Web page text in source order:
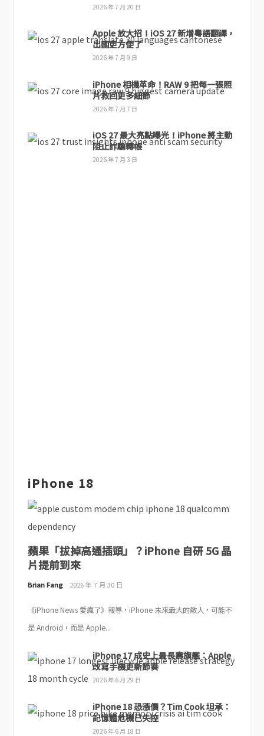
2026 年 7 月 20 日
Apple 放大招！iOS 27 新增粵語翻譯，
出國更方便了
2026 年 7 月 9 日
iPhone 相機革命！RAW 9 把每一張照
片救回更多細節
2026 年 7 月 7 日
iOS 27 最大亮點曝光！iPhone 將主動
阻止詐騙轉帳
2026 年 7 月 3 日
iPhone 18
蘋果「拔掉高通插頭」？iPhone 自研 5G 晶
片提前到來
Brian Fang 2026 年 7 月 30 日
《iPhone News 愛瘋了》報導，iPhone 未來最大的敵人，可能不
是 Android，而是 Apple...
iPhone 17 成史上最長壽旗艦：Apple
改寫手機更新節奏
2026 年 6 月 29 日
iPhone 18 恐漲價？Tim Cook 坦承：
記憶體危機已失控
2026 年 6 月 18 日